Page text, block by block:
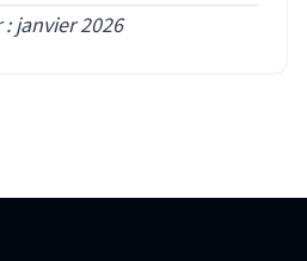
janvier 2026